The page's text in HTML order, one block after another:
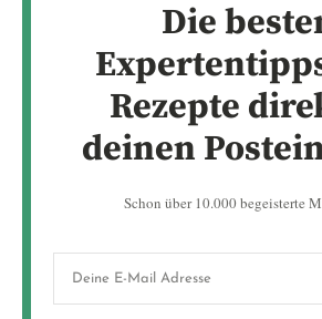
Die
Rezepte
deinen
Schon über 10.000 begeisterte